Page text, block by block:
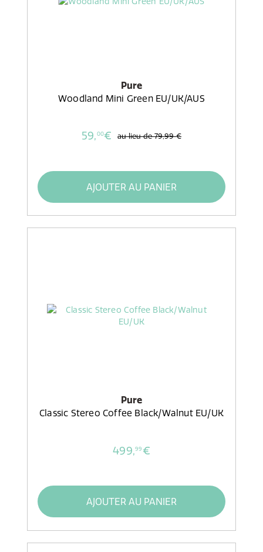
Pure
Woodland Mini Green EU/UK/AUS
59,00€ au lieu de79,99 €
AJOUTER AU PANIER
Pure
Classic Stereo Coffee Black/Walnut EU/UK
499,99 €
AJOUTER AU PANIER